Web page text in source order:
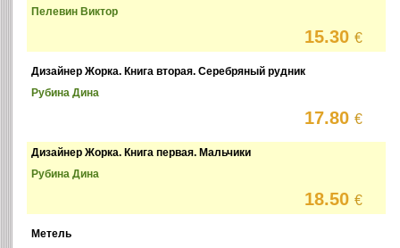
Пелевин Виктор
15.30€
Дизайнер Жорка. Книга вторая. Серебряный рудник
Рубина Дина
17.80€
Дизайнер Жорка. Книга первая. Мальчики
Рубина Дина
18.50€
Метель